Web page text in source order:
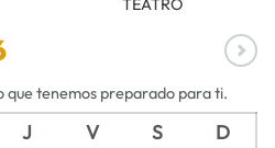
TEATRO
que tenemos preparado para ti.
J V S D